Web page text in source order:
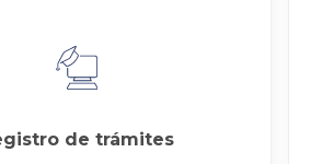
de trámites